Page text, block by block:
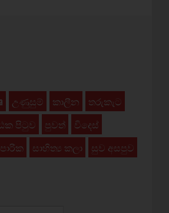
උණුසුම් කාලීන
තරුකැට
පිටුව පුවත්
විදෙස්
සාහිත්‍ය කලා සුව අසපුව